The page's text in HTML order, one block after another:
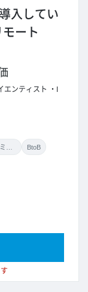
入してい
ート
エンティスト
BtoB